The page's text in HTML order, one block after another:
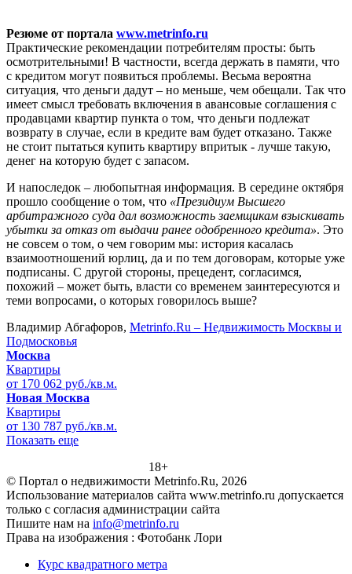
Резюме от портала www.metrinfo.ru
Практические рекомендации потребителям просты: быть
осмотрительными! В частности, всегда держать в памяти, что
с кредитом могут появиться проблемы. Весьма вероятна
ситуация, что деньги дадут – но меньше, чем обещали. Так что
имеет смысл требовать включения в авансовые соглашения с
продавцами квартир пункта о том, что деньги подлежат
возврату в случае, если в кредите вам будет отказано. Также
не стоит пытаться купить квартиру впритык - лучше такую,
денег на которую будет с запасом.
И напоследок – любопытная информация. В середине октября
прошло сообщение о том, что «Президиум Высшего
арбитражного суда дал возможность заемщикам взыскивать
убытки за отказ от выдачи ранее одобренного кредита». Это
не совсем о том, о чем говорим мы: история касалась
взаимоотношений юрлиц, да и по тем договорам, которые уже
подписаны. С другой стороны, прецедент, согласимся,
похожий – может быть, власти со временем заинтересуются и
теми вопросами, о которых говорилось выше?
Владимир Абгафоров, Metrinfo.Ru – Недвижимость Москвы и
Подмосковья
Москва
Квартиры
от 170 062 руб./кв.м.
Новая Москва
Квартиры
от 130 787 руб./кв.м.
Показать еще
18+
© Портал о недвижимости Metrinfo.Ru, 2026
Использование материалов сайта www.metrinfo.ru допускается
только с согласия администрации сайта
Пишите нам на info@metrinfo.ru
Права на изображения : Фотобанк Лори
Курс квадратного метра